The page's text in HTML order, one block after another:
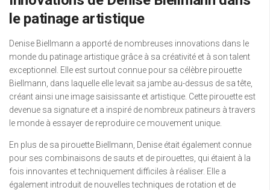
le patinage artistique
Denise Biellmann a apporté de nombreuses innovations dans le
monde du patinage artistique grâce à sa créativité et à son talent
exceptionnel. Elle est surtout connue pour sa célèbre pirouette
Biellmann, dans laquelle elle levait sa jambe au-dessus de sa tête,
créant ainsi une image saisissante et artistique. Cette pirouette est
devenue sa signature et a inspiré de nombreux patineurs à travers
le monde à essayer de reproduire ce mouvement unique.
En plus de sa pirouette Biellmann, Denise était également connue
pour ses combinaisons de sauts et de pirouettes, qui étaient à la
fois innovantes et techniquement difficiles à réaliser. Elle a
également introduit de nouvelles techniques de rotation et de